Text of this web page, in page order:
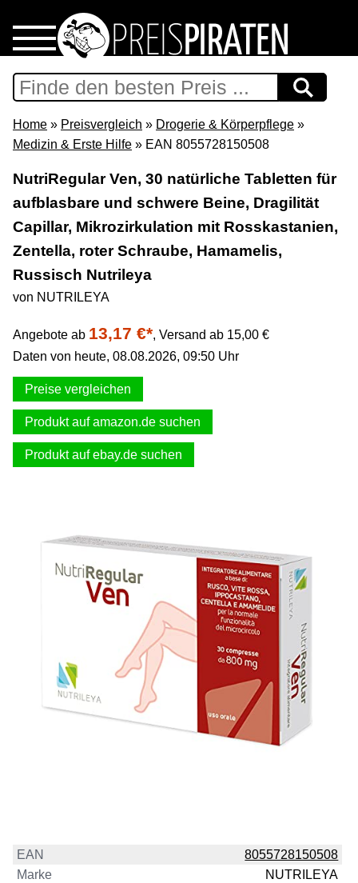
Home
Download
Support & Newsletter
Presse
Datenschutz
Impressum
Home » Preisvergleich » Drogerie & Körperpflege »
Medizin & Erste Hilfe » EAN 8055728150508
NutriRegular Ven, 30 natürliche Tabletten für
aufblasbare und schwere Beine, Dragilität
Capillar, Mikrozirkulation mit Rosskastanien,
Zentella, roter Schraube, Hamamelis,
Russisch Nutrileya
von NUTRILEYA
Angebote ab 13,17 €*, Versand ab 15,00 €
Daten von heute, 08.08.2026, 09:50 Uhr
Preise vergleichen
Produkt auf amazon.de suchen
Produkt auf ebay.de suchen
EAN
8055728150508
Marke
NUTRILEYA